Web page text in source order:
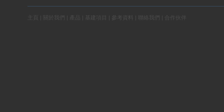
主頁 | 關於我們 | | 基建項目 | 參考資料 | 聯絡我們 | 合作伙伴